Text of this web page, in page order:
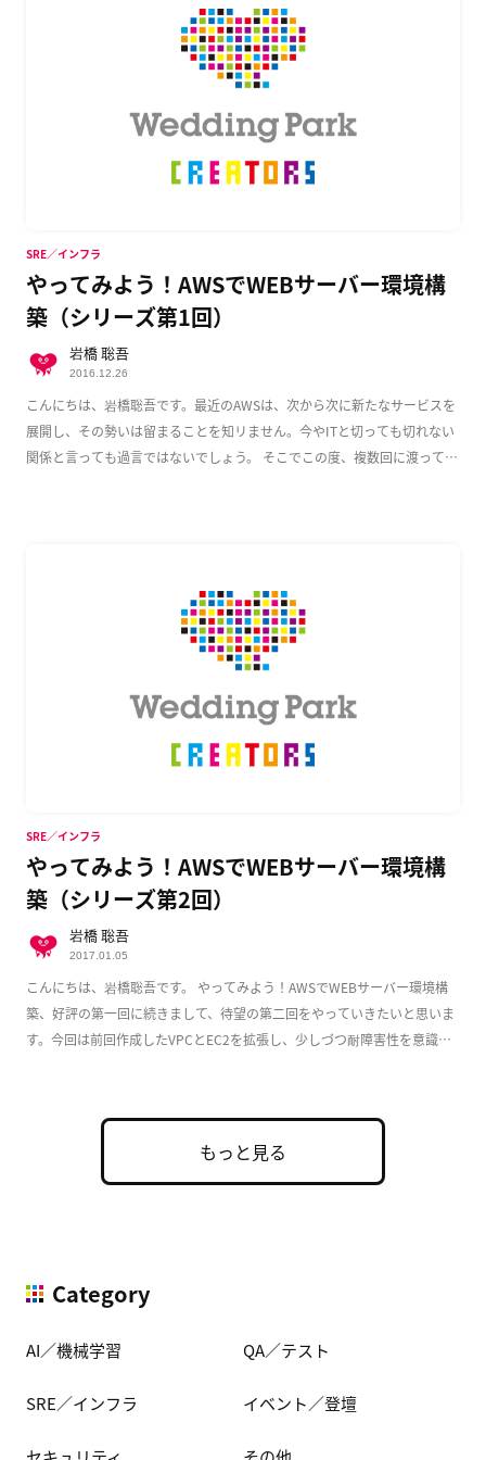
やってみよう！AWSでWEBサーバー環境構
築（シリーズ第1回）
こんにちは、岩橋聡吾です。最近のAWSは、次から次に新たなサービスを
展開し、その勢いは留まることを知リません。今やITと切っても切れない
関係と言っても過言ではないでしょう。 そこでこの度、複数回に渡って
SRE／インフラ
岩橋 聡吾
2016.12.26
やってみよう！AWSでWEBサーバー環境構
築（シリーズ第2回）
こんにちは、岩橋聡吾です。 やってみよう！AWSでWEBサーバー環境構
築、好評の第一回に続きまして、待望の第二回をやっていきたいと思いま
す。今回は前回作成したVPCとEC2を拡張し、少しづつ耐障害性を意識し
SRE／インフラ
岩橋 聡吾
2017.01.05
もっと見る
Category
AI／機械学習 QA／テスト
SRE／インフラ イベント／登壇